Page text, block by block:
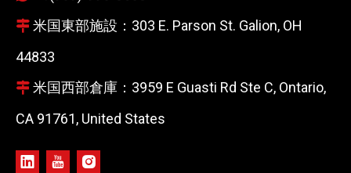
 米国東部施設：303 E. Parson St. Galion, OH
44833
 米国西部倉庫：3959 E Guasti Rd Ste C, Ontario,
CA 91761, United States